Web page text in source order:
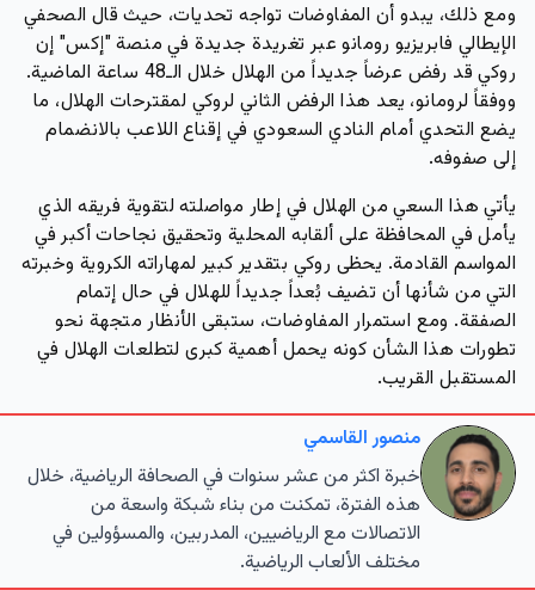
ومع ذلك، يبدو أن المفاوضات تواجه تحديات، حيث قال الصحفي
الإيطالي فابريزيو رومانو عبر تغريدة جديدة في منصة "إكس" إن
روكي قد رفض عرضاً جديداً من الهلال خلال الـ48 ساعة الماضية.
ووفقاً لرومانو، يعد هذا الرفض الثاني لروكي لمقترحات الهلال، ما
يضع التحدي أمام النادي السعودي في إقناع اللاعب بالانضمام
إلى صفوفه.
يأتي هذا السعي من الهلال في إطار مواصلته لتقوية فريقه الذي
يأمل في المحافظة على ألقابه المحلية وتحقيق نجاحات أكبر في
المواسم القادمة. يحظى روكي بتقدير كبير لمهاراته الكروية وخبرته
التي من شأنها أن تضيف بُعداً جديداً للهلال في حال إتمام
الصفقة. ومع استمرار المفاوضات، ستبقى الأنظار متجهة نحو
تطورات هذا الشأن كونه يحمل أهمية كبرى لتطلعات الهلال في
المستقبل القريب.
منصور القاسمي
خبرة اكثر من عشر سنوات في الصحافة الرياضية، خلال
هذه الفترة، تمكنت من بناء شبكة واسعة من
الاتصالات مع الرياضيين، المدربين، والمسؤولين في
مختلف الألعاب الرياضية.